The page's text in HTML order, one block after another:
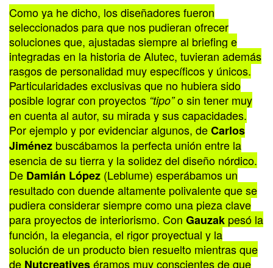
Como ya he dicho, los diseñadores fueron
seleccionados para que nos pudieran ofrecer
soluciones que, ajustadas siempre al briefing e
integradas en la historia de Alutec, tuvieran además
rasgos de personalidad muy específicos y únicos.
Particularidades exclusivas que no hubiera sido
posible lograr con proyectos “tipo”o sin tener muy
en cuenta al autor, su mirada y sus capacidades.
Por ejemplo y por evidenciar algunos, deCarlos
Jiménez buscábamos la perfecta unión entre la
esencia de su tierra y la solidez del diseño nórdico.
De Damián López (Leblume) esperábamos un
resultado con duende altamente polivalente que se
pudiera considerar siempre como una pieza clave
para proyectos de interiorismo. Con Gauzak pesó la
función, la elegancia, el rigor proyectual y la
solución de un producto bien resuelto mientras que
de Nutcreativeséramos muy conscientes de que